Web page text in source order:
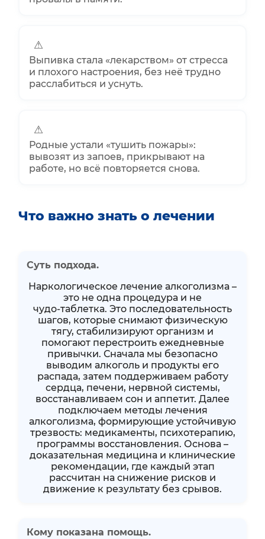
⚠
Выпивка стала «лекарством» от стресса
и плохого настроения, без неё трудно
расслабиться и уснуть.
⚠
Родные устали «тушить пожары»:
вывозят из запоев, прикрывают на
работе, но всё повторяется снова.
Что важно знать о лечении
Суть подхода.
Наркологическое лечение алкоголизма –
это не одна процедура и не
чудо‑таблетка. Это последовательность
шагов, которые снимают физическую
тягу, стабилизируют организм и
помогают перестроить ежедневные
привычки. Сначала мы безопасно
выводим алкоголь и продукты его
распада, затем поддерживаем работу
сердца, печени, нервной системы,
восстанавливаем сон и аппетит. Далее
подключаем методы лечения
алкоголизма, формирующие устойчивую
трезвость: медикаменты, психотерапию,
программы восстановления. Основа –
доказательная медицина и клинические
рекомендации, где каждый этап
рассчитан на снижение рисков и
движение к результату без срывов.
Кому показана помощь.